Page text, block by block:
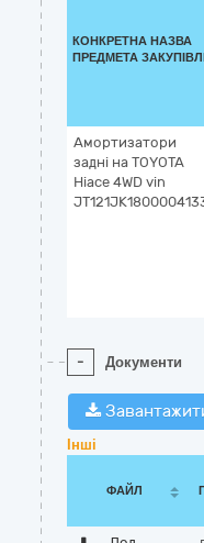
КОНКРЕТНА НАЗВА
ПРЕДМЕТА
Амортизатори
задні на TOYOTA
Hiace 4WD vin
- Документи
Інші
ФАЙЛ